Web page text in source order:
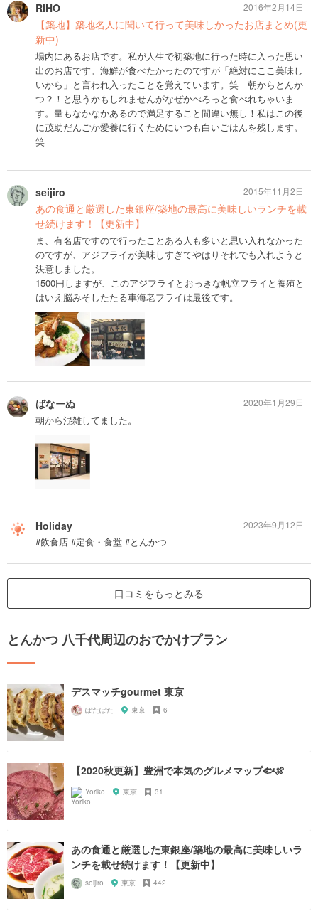
RIHO
【築地】築地名人に聞いて行って美味しかったお店まとめ(更
新中)
場内にあるお店です。私が人生で初築地に行った時に入った思い
出のお店です。海鮮が食べたかったのですが「絶対にここ美味し
いから」と言われ入ったことを覚えています。笑 朝からとんか
つ？！と思うかもしれませんがなぜかぺろっと食べれちゃいま
す。量もなかなかあるので満足すること間違い無し！私はこの後
に茂助だんごか愛養に行くためにいつも白いごはんを残します。
笑
2016年2月14日
seijiro
あの食通と厳選した東銀座/築地の最高に美味しいランチを載
せ続けます！【更新中】
ま、有名店ですので行ったことある人も多いと思い入れなかった
のですが、アジフライが美味しすぎてやはりそれでも入れようと
決意しました。
1500円しますが、このアジフライとおっきな帆立フライと養殖と
はいえ脳みそしたたる車海老フライは最後です。
2015年11月2日
ばなーぬ
朝から混雑してました。
2020年1月29日
Holiday
#飲食店 #定食・食堂 #とんかつ
2023年9月12日
口コミをもっとみる
とんかつ 八千代周辺のおでかけプラン
デスマッチgourmet 東京
ぽたぽた 東京 6
【2020秋更新】豊洲で本気のグルメマップ🐟🍖
Yoriko 東京 31
あの食通と厳選した東銀座/築地の最高に美味しいラ
ンチを載せ続けます！【更新中】
seijiro 東京 442